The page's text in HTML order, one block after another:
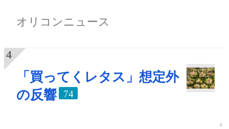
オリコンニュース
「買ってくレタス」想定外
の反響
74